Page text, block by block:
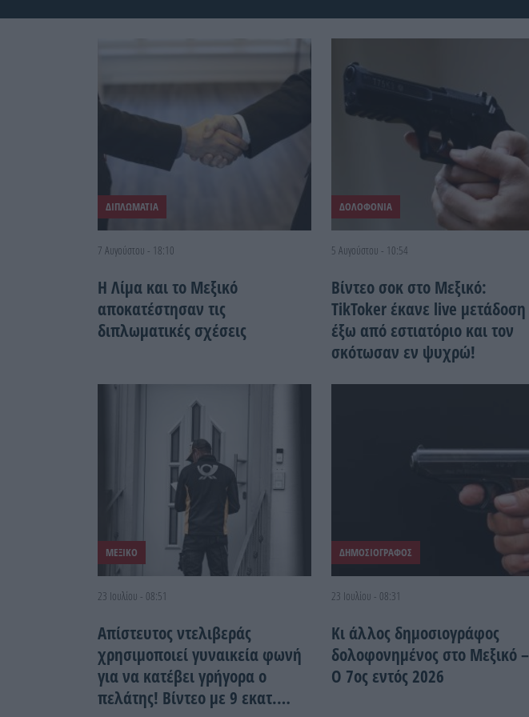
ΔΙΠΛΩΜΑΤΙΑ
7 Αυγούστου - 18:10
Η Λίμα και το Μεξικό
αποκατέστησαν τις
διπλωματικές σχέσεις
ΔΟΛΟΦΟΝΙΑ
5 Αυγούστου - 10:54
Βίντεο σοκ στο Μεξικό:
ΤikToker έκανε live μετάδοση
έξω από εστιατόριο και τον
σκότωσαν εν ψυχρώ!
ΜΕΞΙΚΟ
23 Ιουλίου - 08:51
Απίστευτος ντελιβεράς
χρησιμοποιεί γυναικεία φωνή
για να κατέβει γρήγορα ο
πελάτης! Βίντεο με 9 εκατ.
ΔΗΜΟΣΙΟΓΡΑΦΟΣ
23 Ιουλίου - 08:31
Κι άλλος δημοσιογράφος
δολοφονημένος στο Μεξικό –
Ο 7ος εντός 2026